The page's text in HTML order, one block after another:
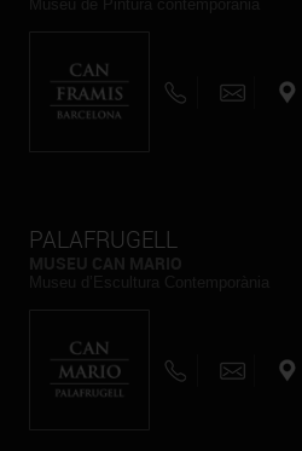
PALAFRUGELL